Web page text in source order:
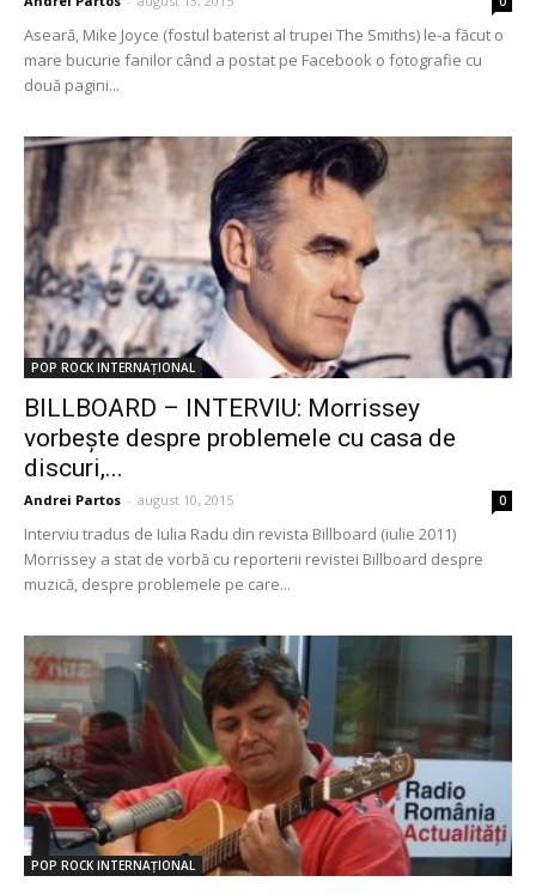
Aseară, Mike Joyce (fostul baterist al trupei The Smiths) le-a făcut o
mare bucurie fanilor când a postat pe Facebook o fotografie cu
două pagini...
POP ROCK INTERNAȚIONAL
BILLBOARD – INTERVIU: Morrissey
vorbeşte despre problemele cu casa de
discuri,...
Andrei Partos - august 10, 2015 0
Interviu tradus de Iulia Radu din revista Billboard (iulie 2011)
Morrissey a stat de vorbă cu reporterii revistei Billboard despre
muzică, despre problemele pe care...
POP ROCK INTERNAȚIONAL